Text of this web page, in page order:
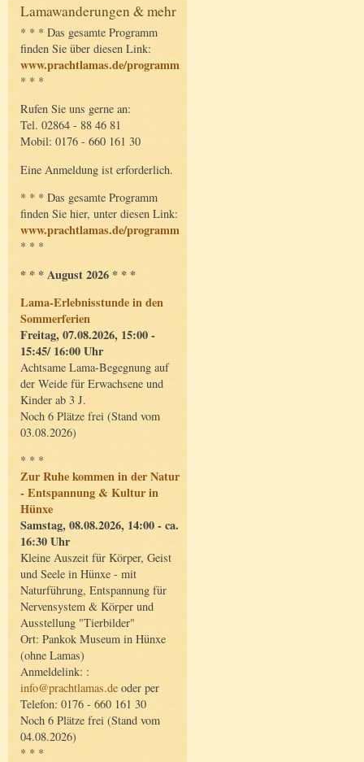
Lamawanderungen & mehr
* * * Das gesamte Programm
finden Sie über diesen Link:
www.prachtlamas.de/programm
* * *
Rufen Sie uns gerne an:
Tel. 02864 - 88 46 81
Mobil: 0176 - 660 161 30
Eine Anmeldung ist erforderlich.
* * * Das gesamte Programm
finden Sie hier, unter diesen Link:
www.prachtlamas.de/programm
* * *
* * * August 2026 * * *
Lama-Erlebnisstunde in den
Sommerferien
Freitag, 07.08.2026, 15:00 -
15:45/ 16:00 Uhr
Achtsame Lama-Begegnung auf
der Weide für Erwachsene und
Kinder ab 3 J.
Noch 6 Plätze frei (Stand vom
03.08.2026)
* * *
Zur Ruhe kommen in der Natur
- Entspannung & Kultur in
Hünxe
Samstag, 08.08.2026, 14:00 - ca.
16:30 Uhr
Kleine Auszeit für Körper, Geist
und Seele in Hünxe - mit
Naturführung, Entspannung für
Nervensystem & Körper und
Ausstellung "Tierbilder"
Ort: Pankok Museum in Hünxe
(ohne Lamas)
Anmeldelink: :
info@prachtlamas.de oder per
Telefon: 0176 - 660 161 30
Noch 6 Plätze frei (Stand vom
04.08.2026)
* * *